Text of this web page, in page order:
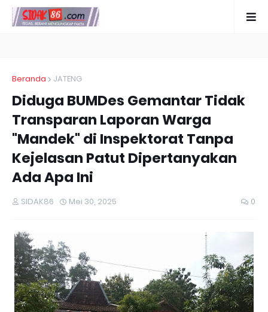
Beranda JATENG
Diduga BUMDes Gemantar Tidak
Transparan Laporan Warga
"Mandek" di Inspektorat Tanpa
Kejelasan Patut Dipertanyakan
Ada Apa Ini
SIDAK86 Mei 30, 2025 0